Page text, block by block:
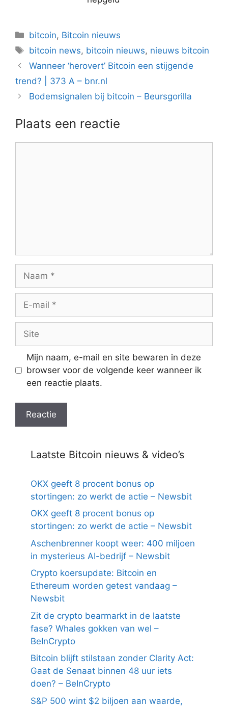
Categorieën
bitcoin, Bitcoin nieuws
Tags
bitcoin news, bitcoin nieuws, nieuws bitcoin
Berichtnavigatie
Wanneer ‘herovert’ Bitcoin een stijgende
trend? | 373 A – bnr.nl
Bodemsignalen bij bitcoin – Beursgorilla
Plaats een reactie
Naam
Site
Mijn naam, e-mail en site bewaren in deze
browser voor de volgende keer wanneer ik
een reactie plaats.
Laatste Bitcoin nieuws & video’s
OKX geeft 8 procent bonus op
stortingen: zo werkt de actie – Newsbit
OKX geeft 8 procent bonus op
stortingen: zo werkt de actie – Newsbit
Aschenbrenner koopt weer: 400 miljoen
in mysterieus AI-bedrijf – Newsbit
Crypto koersupdate: Bitcoin en
Ethereum worden getest vandaag –
Newsbit
Zit de crypto bearmarkt in de laatste
fase? Whales gokken van wel –
BeInCrypto
Bitcoin blijft stilstaan zonder Clarity Act:
Gaat de Senaat binnen 48 uur iets
doen? – BeInCrypto
S&P 500 wint $2 biljoen aan waarde,